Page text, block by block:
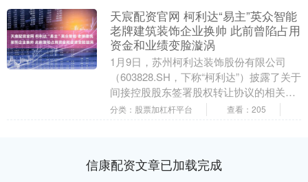
天宸配资官网 柯利达“易主”英众智能
老牌建筑装饰企业换帅 此前曾陷占用
资金和业绩变脸漩涡
1月9日，苏州柯利达装饰股份有限公司
（603828.SH，下称“柯利达”）披露了关于
间接控股股东签署股权转让协议的相关公
告。据悉，柯利达的控股股东苏州柯利达
分类：股票加杠杆平台 查看：205
信康配资文章已加载完成